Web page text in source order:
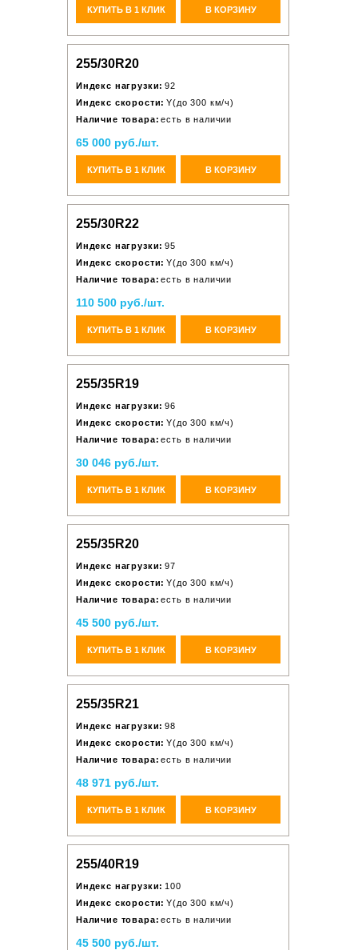
КУПИТЬ В 1 КЛИК В КОРЗИНУ
255/30R20
Индекс нагрузки: 92
Индекс скорости: Y(до 300 км/ч)
Наличие товара: есть в наличии
65 000 руб./шт.
КУПИТЬ В 1 КЛИК В КОРЗИНУ
255/30R22
Индекс нагрузки: 95
Индекс скорости: Y(до 300 км/ч)
Наличие товара: есть в наличии
110 500 руб./шт.
КУПИТЬ В 1 КЛИК В КОРЗИНУ
255/35R19
Индекс нагрузки: 96
Индекс скорости: Y(до 300 км/ч)
Наличие товара: есть в наличии
30 046 руб./шт.
КУПИТЬ В 1 КЛИК В КОРЗИНУ
255/35R20
Индекс нагрузки: 97
Индекс скорости: Y(до 300 км/ч)
Наличие товара: есть в наличии
45 500 руб./шт.
КУПИТЬ В 1 КЛИК В КОРЗИНУ
255/35R21
Индекс нагрузки: 98
Индекс скорости: Y(до 300 км/ч)
Наличие товара: есть в наличии
48 971 руб./шт.
КУПИТЬ В 1 КЛИК В КОРЗИНУ
255/40R19
Индекс нагрузки: 100
Индекс скорости: Y(до 300 км/ч)
Наличие товара: есть в наличии
45 500 руб./шт.